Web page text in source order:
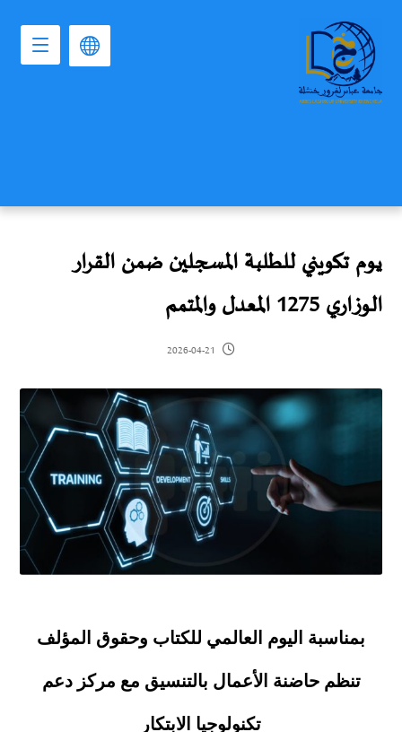
يوم تكويني للطلبة المسجلين ضمن القرار
الوزاري 1275 المعدل والمتمم
2026-04-21
بمناسبة اليوم العالمي للكتاب وحقوق المؤلف
تنظم حاضنة الأعمال بالتنسيق مع مركز دعم
تكنولوجيا الابتكار